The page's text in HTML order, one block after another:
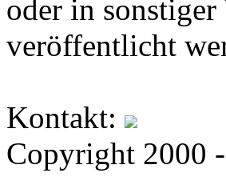
oder in
veröffentlicht
Kontakt:
Copyright 2000